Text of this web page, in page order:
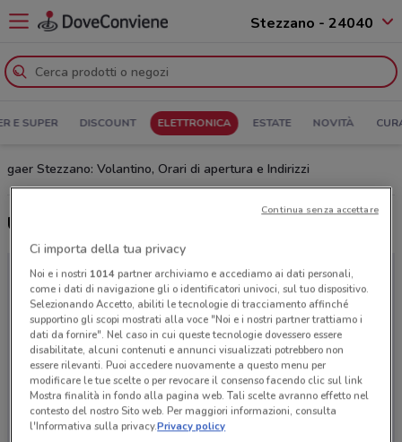
Stezzano - 24040
E SUPER DISCOUNT ELETTRONICA ESTATE NOVITÀ
gaer Stezzano: Volantino, Orari di apertura e Indirizzi
Ultime offerte del volantino gaer
Ci importa della tua privacy
Noi e i nostri 1014partner archiviamo e accediamo ai dati personali,
come i dati di navigazione gli o identificatori univoci, sul tuo dispositivo.
Selezionando Accetto, abiliti le tecnologie di tracciamento affinché
supportino gli scopi mostrati alla voce "Noi e i nostri partner trattiamo i
dati da fornire". Nel caso in cui queste tecnologie dovessero essere
disabilitate, alcuni contenuti e annunci visualizzati potrebbero non
essere rilevanti. Puoi accedere nuovamente a questo menu per
modificare le tue scelte o per revocare il consenso facendo clic sul link
Mostra finalità in fondo alla pagina web. Tali scelte avranno effetto nel
contesto del nostro Sito web. Per maggiori informazioni, consulta
l'Informativa sulla privacy.Privacy policy
Continua senza accettare